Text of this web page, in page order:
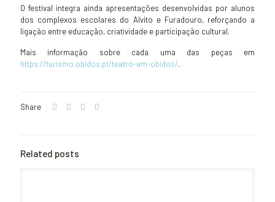
O festival integra ainda apresentações desenvolvidas por alunos
dos complexos escolares do Alvito e Furadouro, reforçando a
ligação entre educação, criatividade e participação cultural.
Mais informação sobre cada uma das peças em
https://turismo.obidos.pt/teatro-em-obidos/.
Share
Related posts